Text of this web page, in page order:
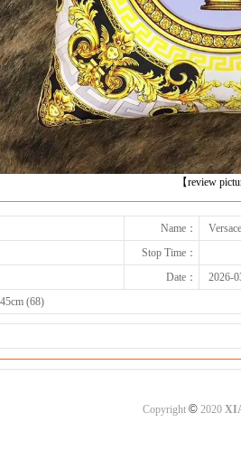
【review
下一张
Name：
Stop Time：
Date：
2026-
(68)
Copyright ©2020